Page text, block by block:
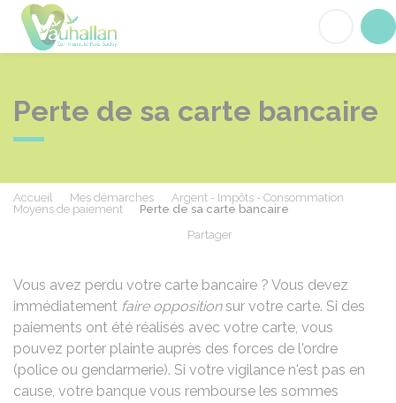
Perte de sa carte bancaire
Accueil Mes démarches
Argent - Impôts - Consommation
Moyens de paiement
Perte de sa carte bancaire
Partager
Vous avez perdu votre carte bancaire ? Vous devez
immédiatement faire oppositionsur votre carte. Si des
paiements ont été réalisés avec votre carte, vous
pouvez porter plainte auprès des forces de l'ordre
(police ou gendarmerie). Si votre vigilance n'est pas en
cause, votre banque vous rembourse les sommes